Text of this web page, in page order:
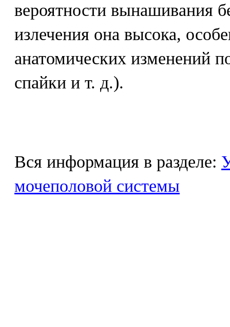
вероятности вынашивания
излечения она высока,
анатомических изменений
спайки и т. д.).
Вся информация в разделе:
мочеполовой системы